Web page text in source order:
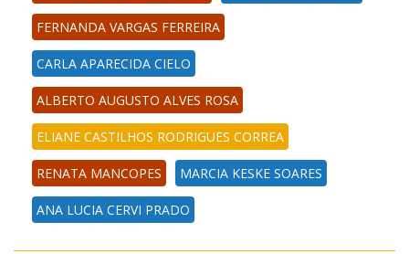
FERNANDA VARGAS FERREIRA
CARLA APARECIDA CIELO
ALBERTO AUGUSTO ALVES ROSA
ELIANE CASTILHOS RODRIGUES CORREA
RENATA MANCOPES MARCIA KESKE SOARES
ANA LUCIA CERVI PRADO